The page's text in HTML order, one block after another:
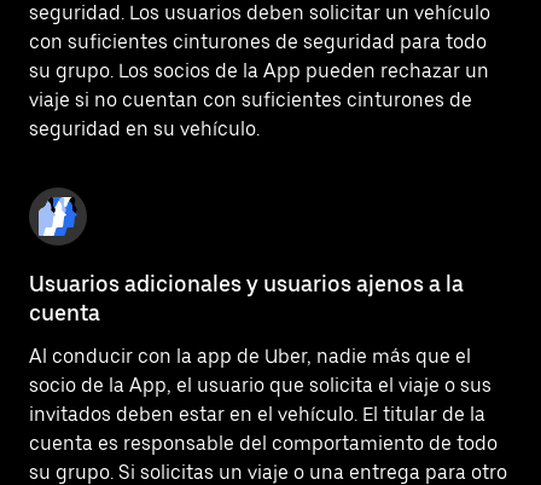
seguridad. Los usuarios deben solicitar un vehículo
con suficientes cinturones de seguridad para todo
su grupo. Los socios de la App pueden rechazar un
viaje si no cuentan con suficientes cinturones de
seguridad en su vehículo.
Usuarios adicionales y usuarios ajenos a la
cuenta
Al conducir con la app de Uber, nadie más que el
socio de la App, el usuario que solicita el viaje o sus
invitados deben estar en el vehículo. El titular de la
cuenta es responsable del comportamiento de todo
su grupo. Si solicitas un viaje o una entrega para otro